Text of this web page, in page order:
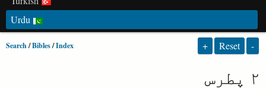
Search/Bibles/Index -
Reset
+
۲ پطرس